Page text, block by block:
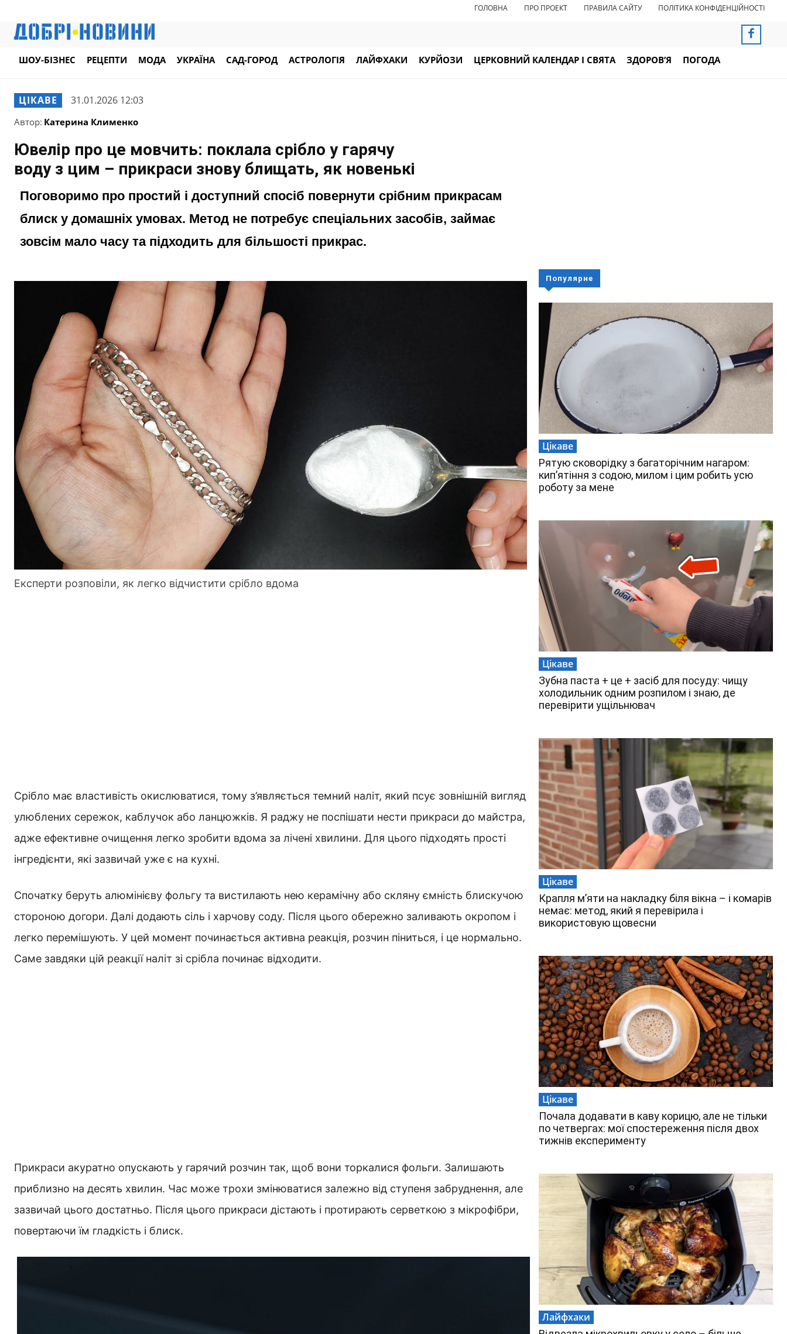
ГОЛОВНА ПРО ПРОЕКТ ПРАВИЛА САЙТУ ПОЛІТИКА КОНФІДЕНЦІЙНОСТІ
ШОУ-БІЗНЕС РЕЦЕПТИ МОДА УКРАЇНА САД-ГОРОД АСТРОЛОГІЯ ЛАЙФХАКИ КУРЙОЗИ ЦЕРКОВНИЙ КАЛЕНДАР І СВЯТА ЗДОРОВ’Я ПОГОДА
ЦІКАВЕ 31.01.2026 12:03
Автор: Катерина Клименко
Ювелір про це мовчить: поклала срібло у гарячу
воду з цим – прикраси знову блищать, як новенькі
Поговоримо про простий і доступний спосіб повернути срібним прикрасам
блиск у домашніх умовах. Метод не потребує спеціальних засобів, займає
зовсім мало часу та підходить для більшості прикрас.
Експерти розповіли, як легко відчистити срібло вдома
Срібло має властивість окислюватися, тому з’являється темний наліт, який псує зовнішній вигляд
улюблених сережок, каблучок або ланцюжків. Я раджу не поспішати нести прикраси до майстра,
адже ефективне очищення легко зробити вдома за лічені хвилини. Для цього підходять прості
інгредієнти, які зазвичай уже є на кухні.
Спочатку беруть алюмінієву фольгу та вистилають нею керамічну або скляну ємність блискучою
стороною догори. Далі додають сіль і харчову соду. Після цього обережно заливають окропом і
легко перемішують. У цей момент починається активна реакція, розчин піниться, і це нормально.
Саме завдяки цій реакції наліт зі срібла починає відходити.
Прикраси акуратно опускають у гарячий розчин так, щоб вони торкалися фольги. Залишають
приблизно на десять хвилин. Час може трохи змінюватися залежно від ступеня забруднення, але
зазвичай цього достатньо. Після цього прикраси дістають і протирають серветкою з мікрофібри,
повертаючи їм гладкість і блиск.
Популярне
Цікаве
Рятую сковорідку з багаторічним нагаром:
кип’ятіння з содою, милом і цим робить усю
роботу за мене
Цікаве
Зубна паста + це + засіб для посуду: чищу
холодильник одним розпилом і знаю, де
перевірити ущільнювач
Цікаве
Крапля м’яти на накладку біля вікна – і комарів
немає: метод, який я перевірила і
використовую щовесни
Цікаве
Почала додавати в каву корицю, але не тільки
по четвергах: мої спостереження після двох
тижнів експерименту
Лайфхаки